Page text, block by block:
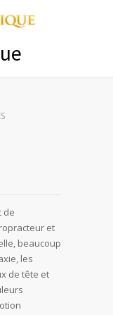
de
et
beaucoup
les
de tête et